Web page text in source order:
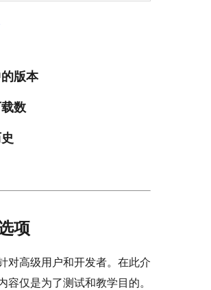
版本
数
项
对高级用户和开发者。在此介
容仅是为了测试和教学目的。